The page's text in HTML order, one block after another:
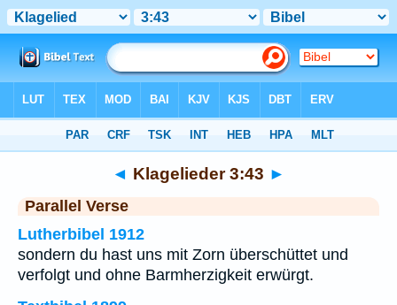
◄ Klagelieder 3:43 ►
Parallel Verse
Lutherbibel 1912
sondern du hast uns mit Zorn überschüttet und
verfolgt und ohne Barmherzigkeit erwürgt.